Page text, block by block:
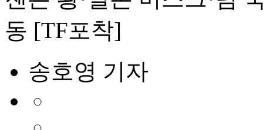
동 [TF포착]
송호영 기자